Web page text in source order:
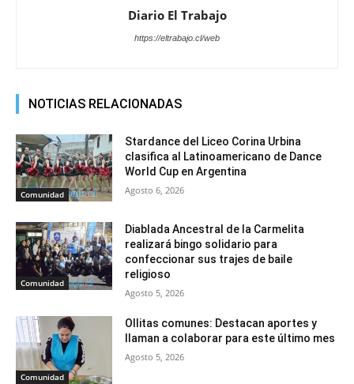
Diario El Trabajo
https://eltrabajo.cl/web
NOTICIAS RELACIONADAS
Comunidad
Stardance del Liceo Corina Urbina
clasifica al Latinoamericano de Dance
World Cup en Argentina
Agosto 6, 2026
Comunidad
Diablada Ancestral de la Carmelita
realizará bingo solidario para
confeccionar sus trajes de baile
religioso
Agosto 5, 2026
Comunidad
Ollitas comunes: Destacan aportes y
llaman a colaborar para este último mes
Agosto 5, 2026